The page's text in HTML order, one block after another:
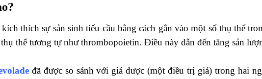
thích sự sản sinh tiểu cầu bằng cách gắn vào một số thụ thể
thể tương tự như thrombopoietin. Điều này dẫn đến tăng sản
đã được so sánh với giả dược (một điều trị giả) trong hai